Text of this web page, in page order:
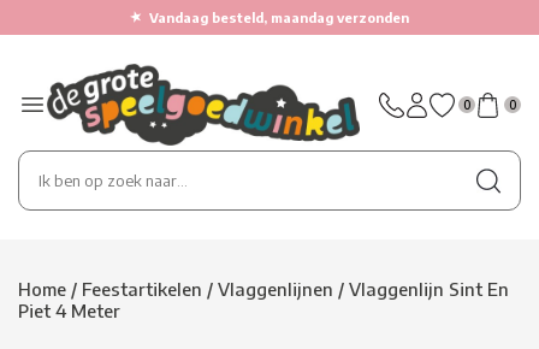
★ Vandaag besteld, maandag verzonden
0 0
Home / Feestartikelen / Vlaggenlijnen / Vlaggenlijn Sint En
Piet 4 Meter